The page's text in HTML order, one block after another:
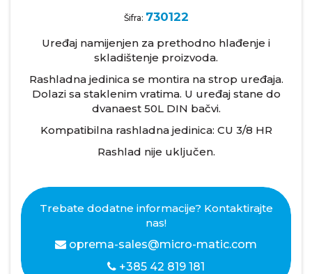
Šifra: 730122
Uređaj namijenjen za prethodno hlađenje i
skladištenje proizvoda.
Rashladna jedinica se montira na strop uređaja.
Dolazi sa staklenim vratima. U uređaj stane do
dvanaest 50L DIN bačvi.
Kompatibilna rashladna jedinica: CU 3/8 HR
Rashlad nije uključen.
Trebate dodatne informacije? Kontaktirajte
nas!
oprema-sales@micro-matic.com
+385 42 819 181